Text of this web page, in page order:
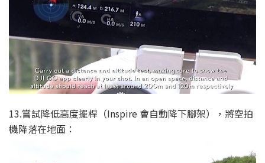
13.嘗試降低高度擺桿（Inspire 會自動降下腳架），將空拍
機降落在地面：